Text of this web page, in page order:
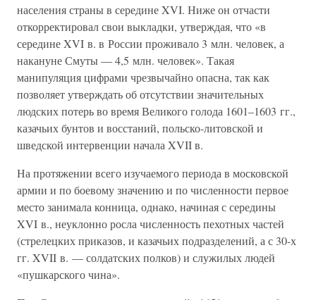
населения страны в середине XVI. Ниже он отчасти
откорректировал свои выкладки, утверждая, что «в
середине XVI в. в России проживало 3 млн. человек, а
накануне Смуты — 4,5 млн. человек». Такая
манипуляция цифрами чрезвычайно опасна, так как
позволяет утверждать об отсутствии значительных
людских потерь во время Великого голода 1601–1603 гг.,
казачьих бунтов и восстаний, польско-литовской и
шведской интервенции начала XVII в.
На протяжении всего изучаемого периода в московской
армии и по боевому значению и по численности первое
место занимала конница, однако, начиная с середины
XVI в., неуклонно росла численность пехотных частей
(стрелецких приказов, и казачьих подразделений, а с 30-х
гг. XVII в. — солдатских полков) и служилых людей
«пушкарского чина».